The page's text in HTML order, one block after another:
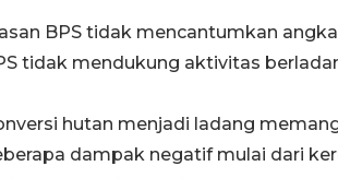
BPS tidak mencantumkan
tidak mendukung aktivitas
hutan menjadi ladang
dampak negatif mulai dari